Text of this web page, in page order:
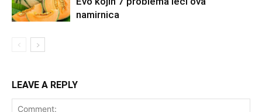
namirnica
LEAVE A REPLY